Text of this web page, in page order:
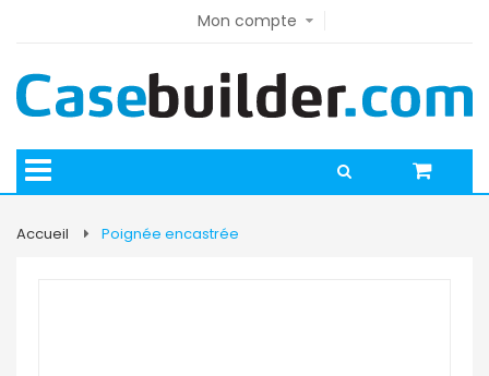
Mon compte
Accueil Poignée encastrée